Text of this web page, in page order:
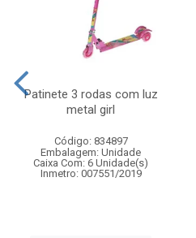
Patinete 3 rodas com luz
metal girl
Código: 834897
Embalagem: Unidade
Caixa Com: 6 Unidade(s)
Inmetro: 007551/2019